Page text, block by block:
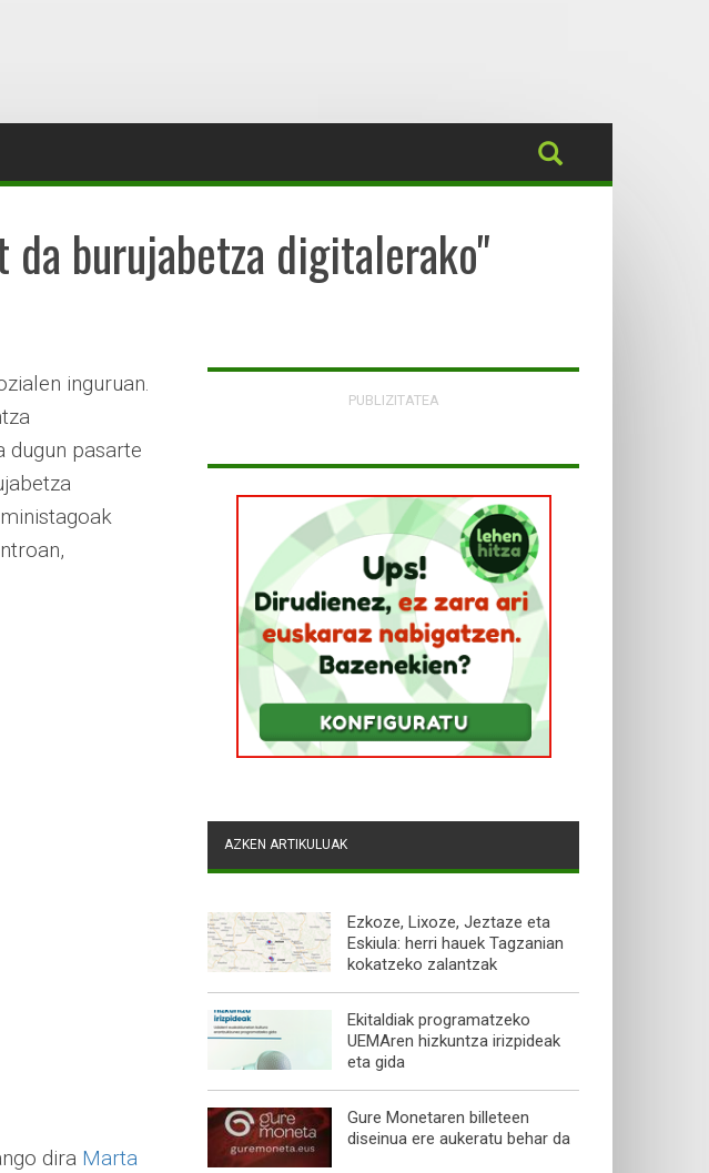
da burujabetza digitalerako"
inguruan.
dugun pasarte
dira Marta
PUBLIZITATEA
AZKEN ARTIKULUAK
Ezkoze, Lixoze, Jeztaze eta
Eskiula: herri hauek Tagzanian
kokatzeko zalantzak
Ekitaldiak programatzeko
UEMAren hizkuntza irizpideak
eta gida
Gure Monetaren billeteen
diseinua ere aukeratu behar da